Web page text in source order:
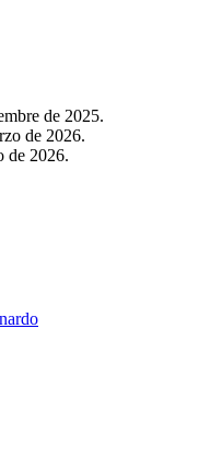
de 2025.
de 2026.
de 2026.